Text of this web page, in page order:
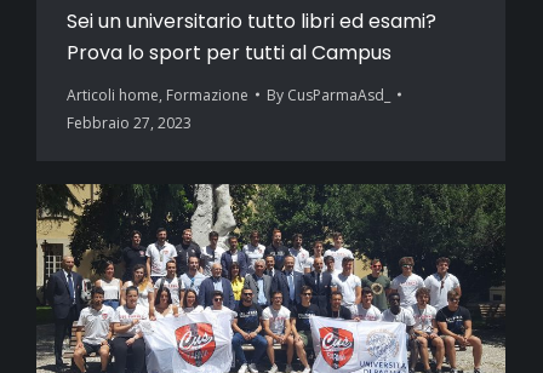
Sei un universitario tutto libri ed esami?
Prova lo sport per tutti al Campus
Articoli home, Formazione By CusParmaAsd_
Febbraio 27, 2023